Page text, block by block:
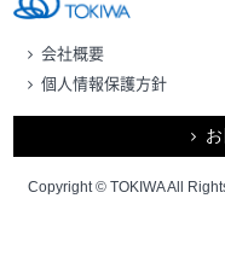
会社概要
個人情報保護方針
Copyright © TOKIWA All